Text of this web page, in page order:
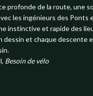
profonde de la route, une
les ingénieurs des Ponts
instinctive et rapide des
dessin et chaque descente
Besoin de vélo